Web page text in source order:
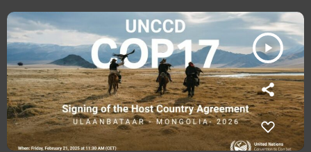
play_arrow